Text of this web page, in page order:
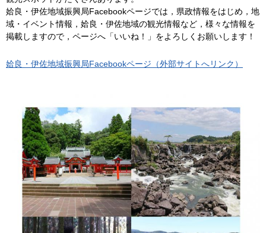
姶良・伊佐地域振興局Facebookページでは，県政情報をはじめ，地
域・イベント情報，姶良・伊佐地域の観光情報など，様々な情報を
掲載しますので，ページへ「いいね！」をよろしくお願いします！
姶良・伊佐地域振興局Facebookページ（外部サイトへリンク）